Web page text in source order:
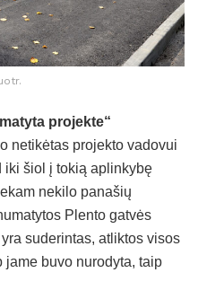
projekte“
netikėtas projekto vadovui
iki šiol į tokią aplinkybę
nekilo panašių
Plento gatvės
suderintas, atliktos visos
jame buvo nurodyta, taip